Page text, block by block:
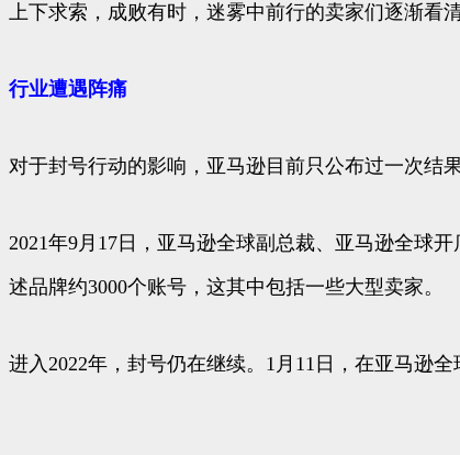
上下求索，成败有时，迷雾中前行的卖家们逐渐看
行业遭遇阵痛
对于封号行动的影响，亚马逊目前只公布过一次结果
2021年9月17日，亚马逊全球副总裁、亚马逊全球
述品牌约3000个账号，这其中包括一些大型卖家。
进入2022年，封号仍在继续。1月11日，在亚马逊